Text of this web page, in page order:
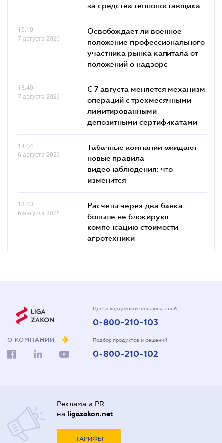
за средства теплопоставщика
15.10
7 августа 2026
Освобождает ли военное
положение профессионального
участника рынка капитала от
положений о надзоре
13.40
7 августа 2026
С 7 августа меняется механизм
операций с трехмесячными
лимитированными
депозитными сертификатами
14.04
6 августа 2026
Табачные компании ожидают
новые правила
видеонаблюдения: что
изменится
13.13
6 августа 2026
Расчеты через два банка
больше не блокируют
компенсацию стоимости
агротехники
О КОМПАНИИ
Центр поддержки пользователей
0-800-210-103
Подбор продуктов и решений
0-800-210-102
Реклама и PR
на ligazakon.net
ТАРИФЫ